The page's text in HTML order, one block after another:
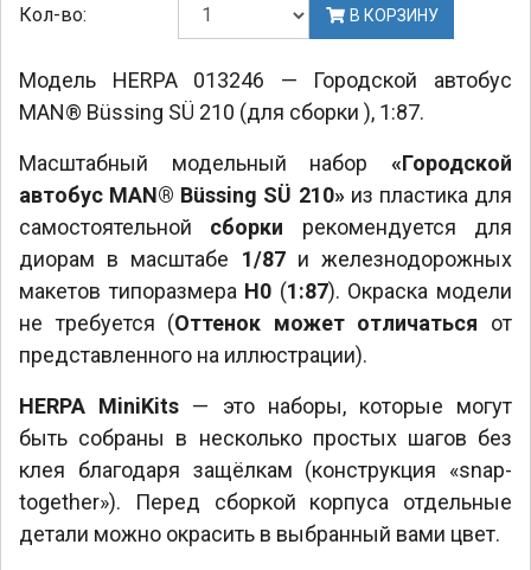
Кол-во: В КОРЗИНУ
Модель HERPA 013246 — Городской автобус
MAN® Büssing SÜ 210 (для сборки ), 1:87.
Масштабный модельный набор «Городской
автобус MAN® Büssing SÜ 210»из пластика для
самостоятельной сборки рекомендуется для
диорам в масштабе 1/87и железнодорожных
макетов типоразмера Н0 (1:87). Окраска модели
не требуется (Оттенок может отличаться от
представленного на иллюстрации).
HERPA MiniKits — это наборы, которые могут
быть собраны в несколько простых шагов без
клея благодаря защёлкам (конструкция «snap-
together»). Перед сборкой корпуса отдельные
детали можно окрасить в выбранный вами цвет.